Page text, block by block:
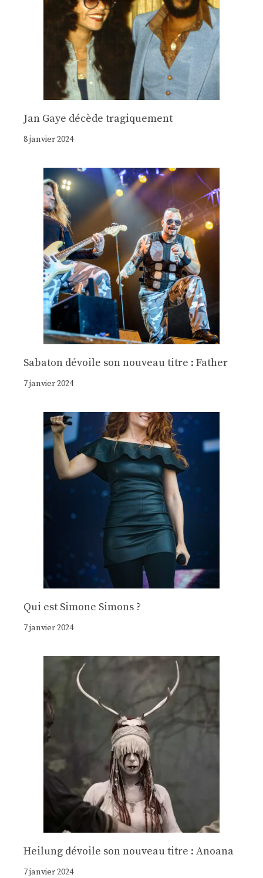
Jan Gaye décède tragiquement
8 janvier 2024
Sabaton dévoile son nouveau titre : Father
7 janvier 2024
Qui est Simone Simons ?
7 janvier 2024
Heilung dévoile son nouveau titre : Anoana
7 janvier 2024